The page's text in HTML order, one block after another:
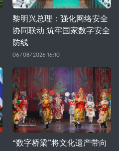
黎明兴总理：强化网络安全
协同联动 筑牢国家数字安全
防线
06/08/2026 16:10
“数字桥梁”将文化遗产带向